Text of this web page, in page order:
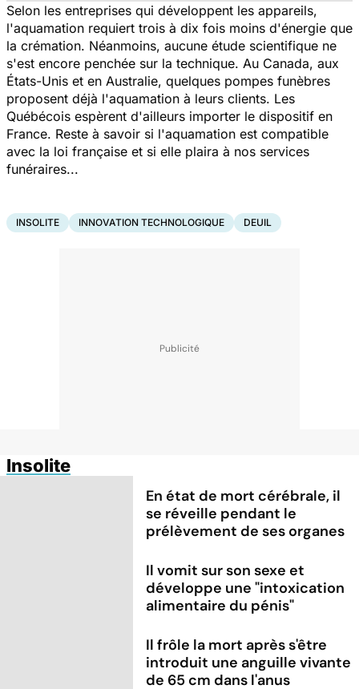
Selon les entreprises qui développent les appareils,
l'aquamation requiert trois à dix fois moins d'énergie que
la crémation. Néanmoins, aucune étude scientifique ne
s'est encore penchée sur la technique. Au Canada, aux
États-Unis et en Australie, quelques pompes funèbres
proposent déjà l'aquamation à leurs clients. Les
Québécois espèrent d'ailleurs importer le dispositif en
France. Reste à savoir si l'aquamation est compatible
avec la loi française et si elle plaira à nos services
funéraires...
INSOLITE INNOVATION TECHNOLOGIQUE DEUIL
Insolite
En état de mort cérébrale, il
se réveille pendant le
prélèvement de ses organes
Il vomit sur son sexe et
développe une "intoxication
alimentaire du pénis"
Il frôle la mort après s'être
introduit une anguille vivante
de 65 cm dans l'anus